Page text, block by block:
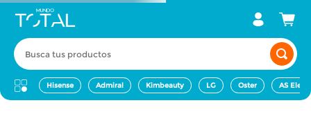
Busca tus productos
Hisense Admiral Kimbeauty LG Oster AS